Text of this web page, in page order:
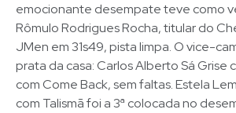
emocionante desempate teve como
Rômulo Rodrigues Rocha, titular do
JMen em 31s49, pista limpa. O vice-
prata da casa: Carlos Alberto Sá Grise
com Come Back, sem faltas. Estela
com Talismã foi a 3ª colocada no